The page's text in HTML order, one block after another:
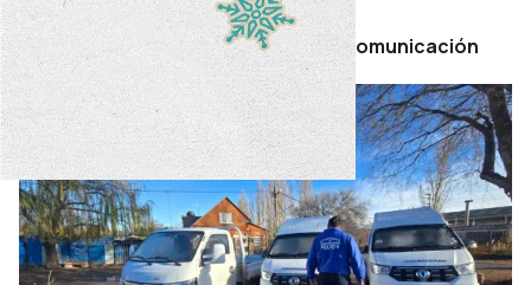
Por Secretaría de Prensa y Comunicación